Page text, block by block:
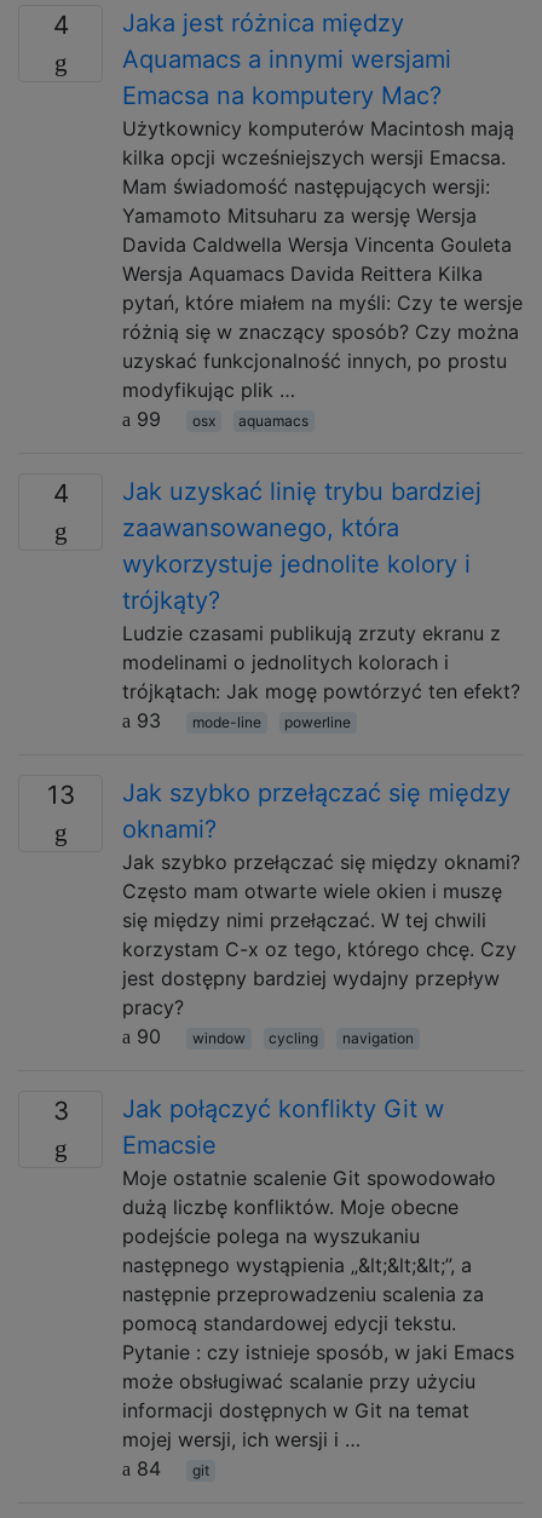
4
Jaka jest różnica między
Aquamacs a innymi wersjami
Emacsa na komputery Mac?
Użytkownicy komputerów Macintosh mają
kilka opcji wcześniejszych wersji Emacsa.
Mam świadomość następujących wersji:
Yamamoto Mitsuharu za wersję Wersja
Davida Caldwella Wersja Vincenta Gouleta
Wersja Aquamacs Davida Reittera Kilka
pytań, które miałem na myśli: Czy te wersje
różnią się w znaczący sposób? Czy można
uzyskać funkcjonalność innych, po prostu
modyfikując plik …
99
osx aquamacs
4
Jak uzyskać linię trybu bardziej
zaawansowanego, która
wykorzystuje jednolite kolory i
trójkąty?
Ludzie czasami publikują zrzuty ekranu z
modelinami o jednolitych kolorach i
trójkątach: Jak mogę powtórzyć ten efekt?
93
mode-line powerline
13
Jak szybko przełączać się między
oknami?
Jak szybko przełączać się między oknami?
Często mam otwarte wiele okien i muszę
się między nimi przełączać. W tej chwili
korzystam C-x oz tego, którego chcę. Czy
jest dostępny bardziej wydajny przepływ
pracy?
90
window cycling navigation
3
Jak połączyć konflikty Git w
Emacsie
Moje ostatnie scalenie Git spowodowało
dużą liczbę konfliktów. Moje obecne
podejście polega na wyszukaniu
następnego wystąpienia „&lt;&lt;&lt;”, a
następnie przeprowadzeniu scalenia za
pomocą standardowej edycji tekstu.
Pytanie : czy istnieje sposób, w jaki Emacs
może obsługiwać scalanie przy użyciu
informacji dostępnych w Git na temat
mojej wersji, ich wersji i …
84
git